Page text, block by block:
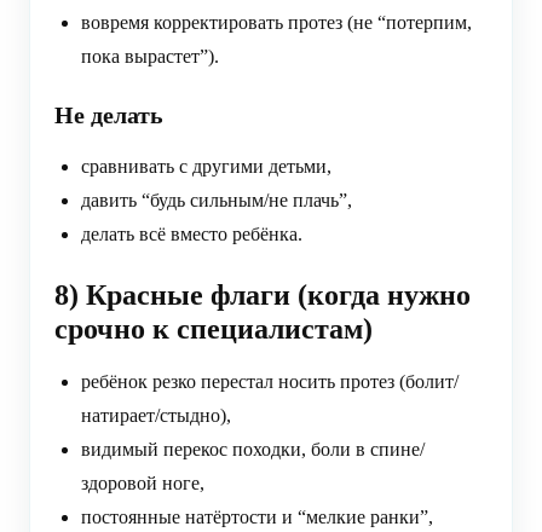
вовремя корректировать протез (не “потерпим,
пока вырастет”).
Не делать
сравнивать с другими детьми,
давить “будь сильным/не плачь”,
делать всё вместо ребёнка.
8) Красные флаги (когда нужно
срочно к специалистам)
ребёнок резко перестал носить протез (болит/
натирает/стыдно),
видимый перекос походки, боли в спине/
здоровой ноге,
постоянные натёртости и “мелкие ранки”,